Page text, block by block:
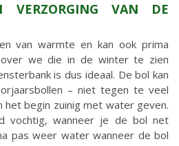
VERZORGING VAN DE
van warmte en kan ook prima
we die in de winter te zien
is dus ideaal. De bol kan
– niet tegen te veel
het begin zuinig met water geven.
vochtig, wanneer je de bol net
pas weer water wanneer de bol